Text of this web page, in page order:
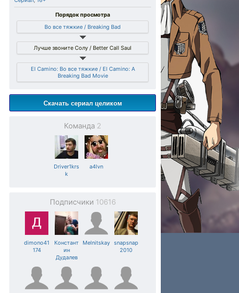
Порядок просмотра
Во все тяжкие / Breaking Bad
Лучше звоните Солу / Better Call Saul
El Camino: Во все тяжкие / El Camino: A
Breaking Bad Movie
Скачать сериал целиком
Команда 2
Driver1krs
k
a4lvn
Подписчики 10616
dimono41
174
Констант
ин
Дудалев
Melnitskay snapsnap
2010